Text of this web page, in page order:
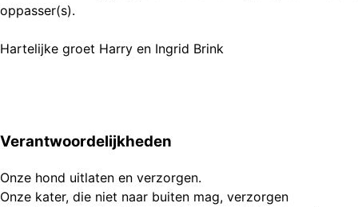
oppasser(s).
Hartelijke groet Harry en Ingrid Brink
Verantwoordelijkheden
Onze hond uitlaten en verzorgen.
Onze kater, die niet naar buiten mag, verzorgen